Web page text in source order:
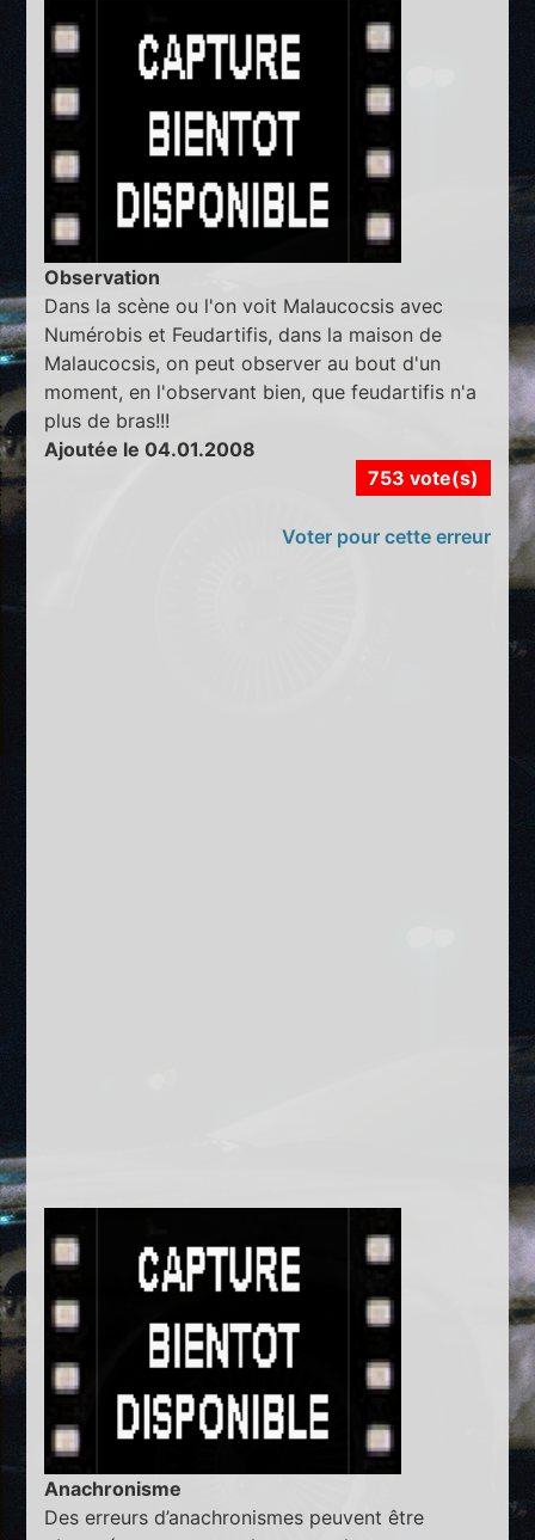
Observation
Dans la scène ou l'on voit Malaucocsis avec
Numérobis et Feudartifis, dans la maison de
Malaucocsis, on peut observer au bout d'un
moment, en l'observant bien, que feudartifis n'a
plus de bras!!!
Ajoutée le 04.01.2008
753 vote(s)
Voter pour cette erreur
Anachronisme
Des erreurs d’anachronismes peuvent être